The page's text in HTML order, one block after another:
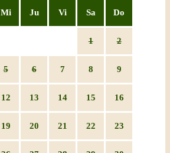
Mi Ju Vi Sa Do
1 2
5 6 7 8 9
12 13 14 15 16
19 20 21 22 23